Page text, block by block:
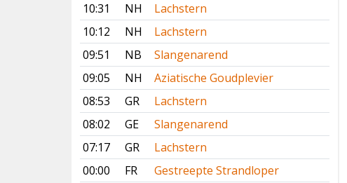
10:31
NH
Lachstern
10:12
NH
Lachstern
09:51
NB
Slangenarend
09:05
NH
Aziatische Goudplevier
08:53
GR
Lachstern
08:02
GE
Slangenarend
07:17
GR
Lachstern
00:00
FR
Gestreepte Strandloper